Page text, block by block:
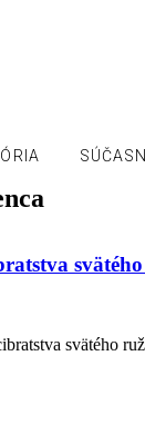
svätého
svätého